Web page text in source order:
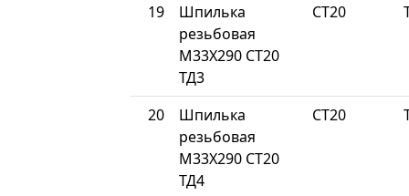
19
Шпилька
резьбовая
М33Х290 СТ20
ТД3
СТ20
20
Шпилька
резьбовая
М33Х290 СТ20
ТД4
СТ20